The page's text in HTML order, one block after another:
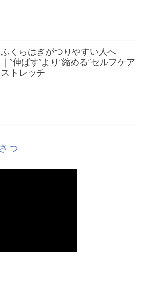
ふくらはぎがつりやすい人へ
｜”伸ばす”より”縮める”セルフケア
ストレッチ
つ